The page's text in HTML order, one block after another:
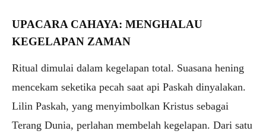
UPACARA CAHAYA: MENGHALAU
KEGELAPAN ZAMAN
Ritual dimulai dalam kegelapan total. Suasana hening
mencekam seketika pecah saat api Paskah dinyalakan.
Lilin Paskah, yang menyimbolkan Kristus sebagai
Terang Dunia, perlahan membelah kegelapan. Dari satu